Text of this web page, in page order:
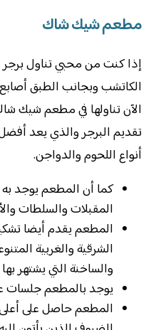
مطعم شيك شاك
إذا كنت من محبي تناول
الكاتشب وبجانب الطبق
الآن تناولها في مطعم
تقديم البرجر والذي يعد
أنواع اللحوم والدواجن.
كما أن المطعم يوجد
المقبلات والسلطات
المطعم يقدم أيضا
الشرقية والغربية
والساخنة التي يشتهر
‏يوجد بالمطعم جلسات
المطعم حاصل على